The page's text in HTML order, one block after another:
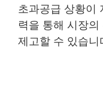
초과공급 상황이
력을 통해 시장
제고할 수 있습니